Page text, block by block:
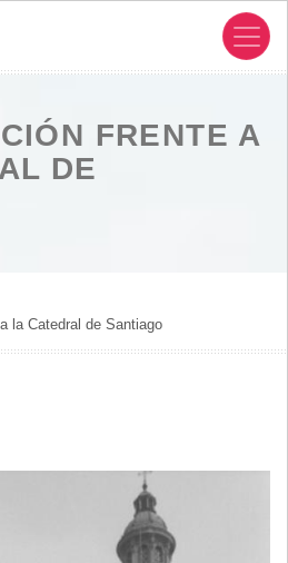
FRENTE A
DE
la Catedral de Santiago